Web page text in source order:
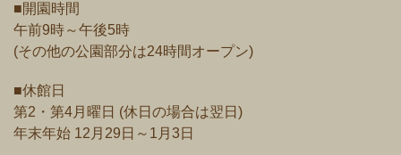
■開園時間
午前9時～午後5時
(その他の公園部分は24時間オープン)
■休館日
第2・第4月曜日 (休日の場合は翌日)
年末年始 12月29日～1月3日